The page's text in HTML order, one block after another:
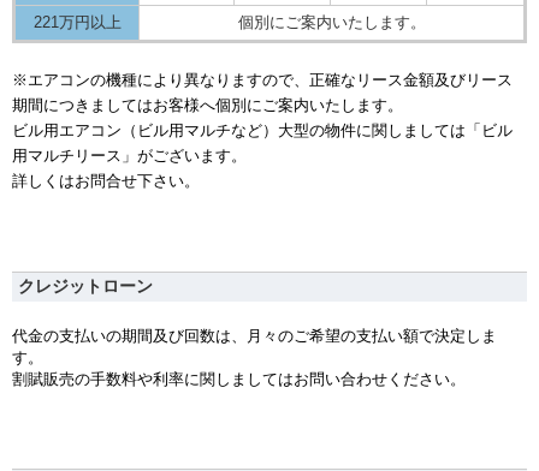
221万円以上
個別にご案内いたします。
※エアコンの機種により異なりますので、正確なリース金額及びリース
期間につきましてはお客様へ個別にご案内いたします。
ビル用エアコン（ビル用マルチなど）大型の物件に関しましては「ビル
用マルチリース」がございます。
詳しくはお問合せ下さい。
クレジットローン
代金の支払いの期間及び回数は、月々のご希望の支払い額で決定しま
す。
割賦販売の手数料や利率に関しましてはお問い合わせください。